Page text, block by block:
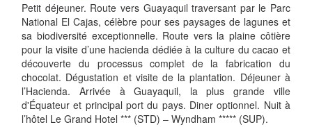
Petit déjeuner. Route vers Guayaquil traversant par le Parc
National El Cajas, célèbre pour ses paysages de lagunes et
sa biodiversité exceptionnelle. Route vers la plaine côtière
pour la visite d’une hacienda dédiée à la culture du cacao et
découverte du processus complet de la fabrication du
chocolat. Dégustation et visite de la plantation. Déjeuner à
l’Hacienda. Arrivée à Guayaquil, la plus grande ville
d'Équateur et principal port du pays. Diner optionnel. Nuit à
l’hôtel Le Grand Hotel *** (STD) – Wyndham ***** (SUP).